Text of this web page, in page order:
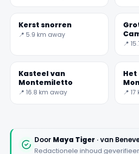
Kerst snorren
📍 5.9 km away
📍
Kasteel van
Montemiletto
📍 16.8 km away
Het
📍
Door Maya Tiger · van
Redactionele inhoud